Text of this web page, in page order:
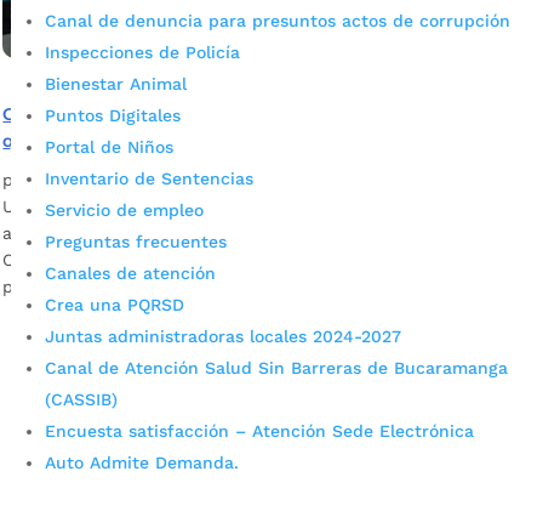
Canal de denuncia para presuntos actos de corrupción
Inspecciones de Policía
Bienestar Animal
Puntos Digitales
Portal de Niños
Inventario de Sentencias
Servicio de empleo
Preguntas frecuentes
Canales de atención
Crea una PQRSD
Juntas administradoras locales 2024-2027
Canal de Atención Salud Sin Barreras de Bucaramanga
(CASSIB)
Encuesta satisfacción – Atención Sede Electrónica
Auto Admite Demanda.
Colegio Politécnico gana premio ‘Innovación en Proceso’
que entrega la Cámara de Comercio
por Edgar Augusto Sánchez|Nov 24, 2023
Un robot explorador que llega hasta los sitios de difícil
acceso, fue la experiencia tecnológica que la Cámara de
Comercio de Bucaramanga tuvo en cuenta para entregar el
premio en Innovación en proceso.